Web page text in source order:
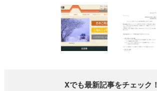
Xでも最新記事をチェック！